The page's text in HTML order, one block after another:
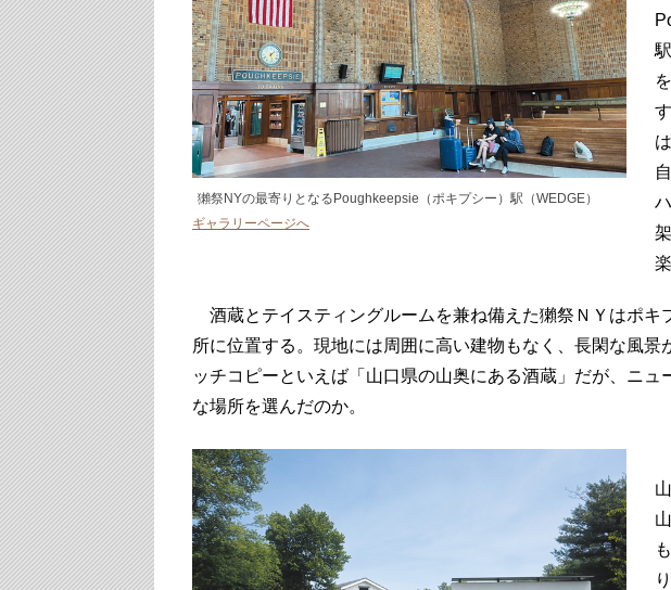
獺祭NYの最寄りとなるPoughkeepsie（ポキプシー）駅（WEDGE）
ギャラリーページへ
酒蔵とテイスティングルームを兼ね備えた獺祭ＮＹはポキ
所に位置する。現地には周囲に高い建物もなく、長閑な風景
ッチコピーといえば「山口県の山奥にある酒蔵」だが、ニュ
な場所を選んだのか。